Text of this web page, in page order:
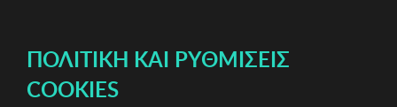
ΠΟΛΙΤΙΚΉ ΚΑΙ ΡΥΘΜΊΣΕΙΣ
COOKIES